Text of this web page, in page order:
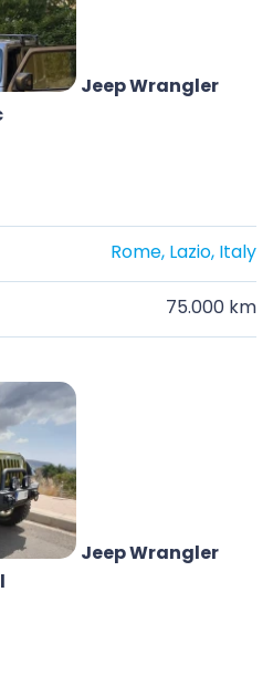
Jeep Wrangler
Rome, Lazio, Italy
75.000 km
Jeep Wrangler